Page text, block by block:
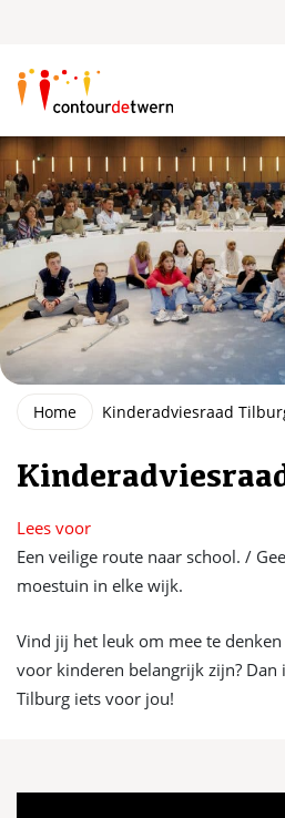
Home Kinderadviesraad
Lees voor
Een veilige route naar school. /
moestuin in elke wijk.
Vind jij het leuk om mee te
voor kinderen belangrijk zijn? Dan
Tilburg iets voor jou!